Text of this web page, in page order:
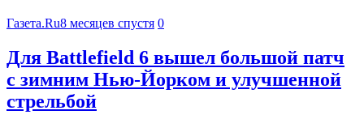
Газета.Ru8 месяцев спустя 0
Для Battlefield 6 вышел большой патч
с зимним Нью-Йорком и улучшенной
стрельбой